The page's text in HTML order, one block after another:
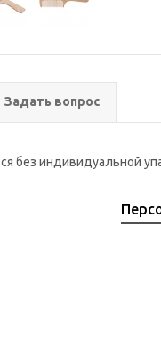
Задать вопрос
без индивидуальной